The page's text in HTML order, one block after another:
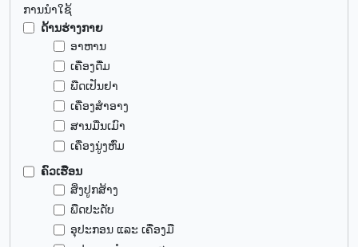
ການນຳໃຊ້
ດ້ານຮ່າງກາຍ
ອາຫານ
ເຄື່ອງດື່ມ
ພືດເປັນຢາ
ເຄື່ອງສຳອາງ
ສານມື່ນເມົາ
ເຄື່ອງນູ່ງຫົ່ມ
ຄົວເຮືອນ
ສິ່ງປູກສ້າງ
ພືດປະດັບ
ອຸປະກອນ ແລະ ເຄື່ອງມື